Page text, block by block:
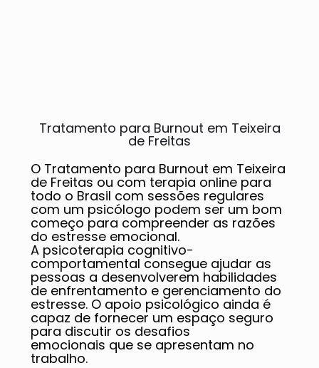
Tratamento para Burnout em Teixeira
de Freitas
O Tratamento para Burnout em Teixeira
de Freitas ou com terapia online para
todo o Brasil com sessões regulares
com um psicólogo podem ser um bom
começo para compreender as razões
do estresse emocional.
A psicoterapia cognitivo-
comportamental consegue ajudar as
pessoas a desenvolverem habilidades
de enfrentamento e gerenciamento do
estresse. O apoio psicológico ainda é
capaz de fornecer um espaço seguro
para discutir os desafios
emocionais que se apresentam no
trabalho.